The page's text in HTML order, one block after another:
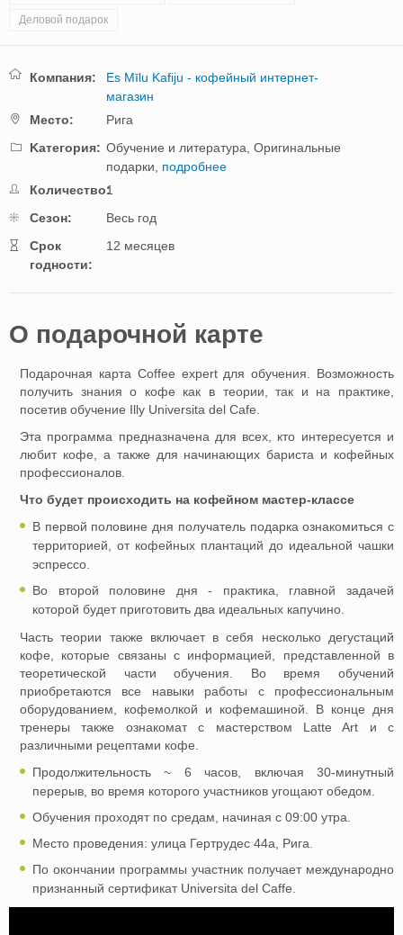
Деловой подарок
Компания:
Es Mīlu Kafiju - кофейный интернет-
магазин
Mестo:
Рига
Kатегория: Обучение и литература, Оригинальные
подарки, подробнее
Количество:1
Cезон:
Весь год
Cрок
годности:
12 месяцев
O подарочной картe
Подарочная карта Coffee expert для обучения. Возможность
получить знания о кофе как в теории, так и на практике,
посетив обучение Illy Universita del Cafe.
Эта программа предназначена для всех, кто интересуется и
любит кофе, а также для начинающих бариста и кофейных
профессионалов.
Что будет происходить на кофейном мастер-классе
В первой половине дня получатель подарка ознакомиться с
территорией, от кофейных плантаций до идеальной чашки
эспрессо.
Во второй половине дня - практика, главной задачей
которой будет приготовить два идеальных капучино.
Часть теории также включает в себя несколько дегустаций
кофе, которые связаны с информацией, представленной в
теоретической части обучения. Во время обучений
приобретаются все навыки работы с профессиональным
оборудованием, кофемолкой и кофемашиной. В конце дня
тренеры также ознакомат с мастерством Latte Art и с
различными рецептами кофе.
Продолжительность ~ 6 часов, включая 30-минутный
перерыв, во время которого участников угощают обедом.
Обучения проходят по средам, начиная с 09:00 утра.
Место проведения: улица Гертрудес 44а, Рига.
По окончании программы участник получает международно
признанный сертификат Universita del Caffe.